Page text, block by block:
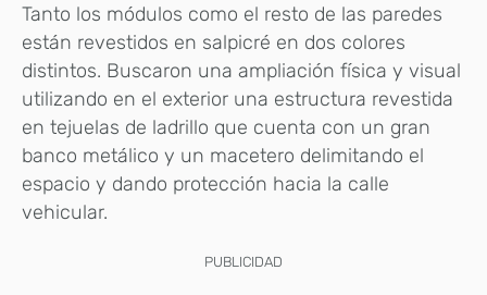
Tanto los módulos como el resto de las paredes
están revestidos en salpicré en dos colores
distintos. Buscaron una ampliación física y visual
utilizando en el exterior una estructura revestida
en tejuelas de ladrillo que cuenta con un gran
banco metálico y un macetero delimitando el
espacio y dando protección hacia la calle
vehicular.
PUBLICIDAD